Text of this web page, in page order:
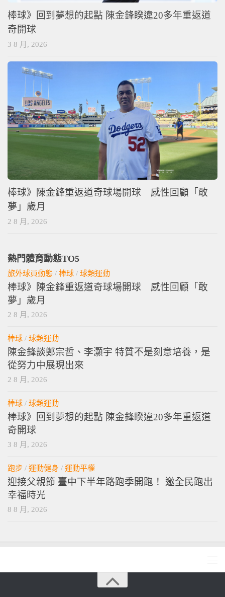
棒球》回到夢想的起點 陳金鋒睽違20多年重返道
奇開球
3 8 月, 2026
棒球》陳金鋒重返道奇球場開球 感性回顧「敢
夢」歲月
2 8 月, 2026
熱門體育動態TO5
旅外球員動態 / 棒球 / 球類運動
棒球》陳金鋒重返道奇球場開球 感性回顧「敢
夢」歲月
2 8 月, 2026
棒球 / 球類運動
陳金鋒談鄭宗哲、李灝宇 特質不是刻意培養，是
從努力中展現出來
2 8 月, 2026
棒球 / 球類運動
棒球》回到夢想的起點 陳金鋒睽違20多年重返道
奇開球
3 8 月, 2026
跑步 / 運動健身 / 運動平權
迎接父親節 臺中下半年路跑季開跑！ 邀全民跑出
幸福時光
8 8 月, 2026